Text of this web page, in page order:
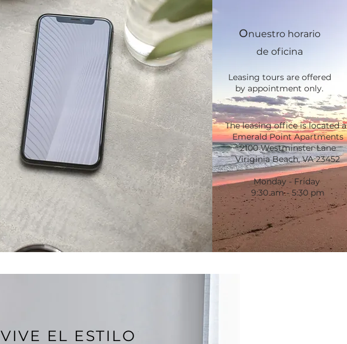
onuestro horario
de oficina
Leasing tours are offered
by appointment only.
The leasing office is located
Emerald Point Apartments
2100 Westminster Lane
Viriginia Beach, VA 23452
Monday - Friday
9:30 am - 5:30 pm
VIVE EL ESTILO